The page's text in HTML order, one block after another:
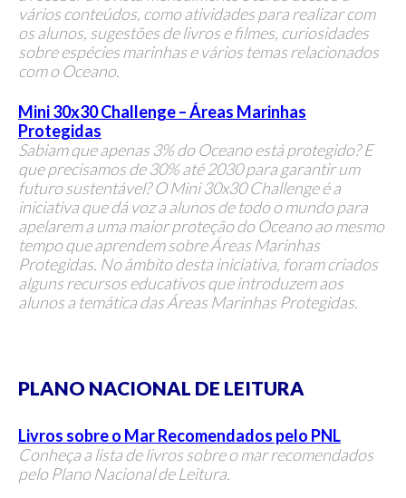
vários conteúdos, como atividades para realizar com
os alunos, sugestões de livros e filmes, curiosidades
sobre espécies marinhas e vários temas relacionados
com o Oceano.
Mini 30x30 Challenge – Áreas Marinhas
Protegidas
Sabiam que apenas 3% do Oceano está protegido? E
que precisamos de 30% até 2030 para garantir um
futuro sustentável? O Mini 30x30 Challenge é a
iniciativa que dá voz a alunos de todo o mundo para
apelarem a uma maior proteção do Oceano ao mesmo
tempo que aprendem sobre Áreas Marinhas
Protegidas. No âmbito desta iniciativa, foram criados
alguns recursos educativos que introduzem aos
alunos a temática das Áreas Marinhas Protegidas.
PLANO NACIONAL DE LEITURA
Livros sobre o Mar Recomendados pelo PNL
Conheça a lista de livros sobre o mar recomendados
pelo Plano Nacional de Leitura.